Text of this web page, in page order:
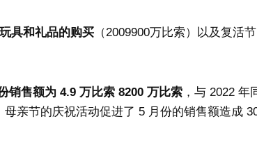
具和礼品的购买 （2009900万比索）以及复活
销售额为 4.9 万比索 8200 万比索 ，与 2022
母亲节的庆祝活动促进了 5 月份的销售额造成